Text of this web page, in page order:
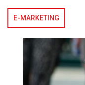
E-MARKETING